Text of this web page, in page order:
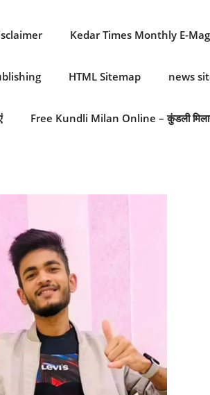
Kedar Times Monthly E-
HTML Sitemap news
Free Kundli Milan Online – कुंडली